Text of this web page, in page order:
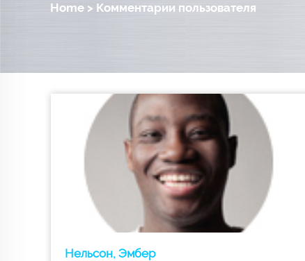
Home > Комментарии пользователя
Нельсон, Эмбер